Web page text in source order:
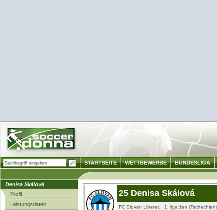
Denisa Skálová
Profil
Leistungsdaten
25 Denisa Skálová
FC Slovan Liberec 1. liga žen (Tschechien)
STARTSEITE WETTBEWERBE BUNDESLIGA